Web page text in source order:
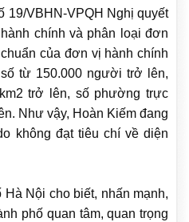
19/VBHN-VPQH Nghị quyết
chính và phân loại đơn
của đơn vị hành chính
từ 150.000 người trở lên,
trở lên, số phường trực
Như vậy, Hoàn Kiếm đang
không đạt tiêu chí về diện
Nội cho biết, nhấn mạnh,
phố quan tâm, quan trọng